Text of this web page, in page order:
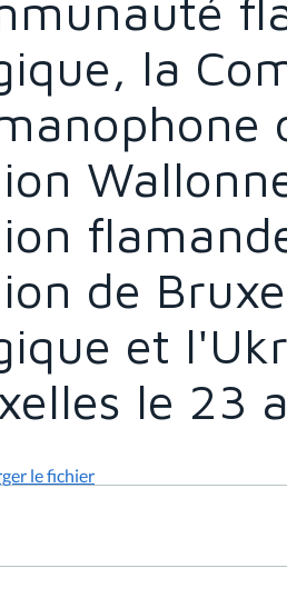
la
de
et
le 23
le fichier